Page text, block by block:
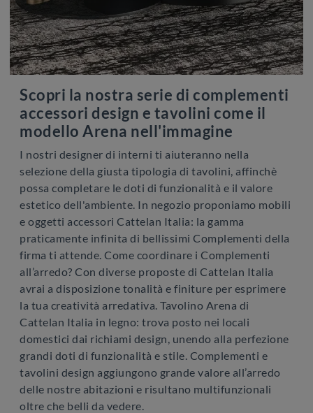
Scopri la nostra serie di complementi
accessori design e tavolini come il
modello Arena nell'immagine
I nostri designer di interni ti aiuteranno nella
selezione della giusta tipologia di tavolini, affinchè
possa completare le doti di funzionalità e il valore
estetico dell'ambiente. In negozio proponiamo mobili
e oggetti accessori Cattelan Italia: la gamma
praticamente infinita di bellissimi Complementi della
firma ti attende. Come coordinare i Complementi
all’arredo? Con diverse proposte di Cattelan Italia
avrai a disposizione tonalità e finiture per esprimere
la tua creatività arredativa. Tavolino Arena di
Cattelan Italia in legno: trova posto nei locali
domestici dai richiami design, unendo alla perfezione
grandi doti di funzionalità e stile. Complementi e
tavolini design aggiungono grande valore all’arredo
delle nostre abitazioni e risultano multifunzionali
oltre che belli da vedere.